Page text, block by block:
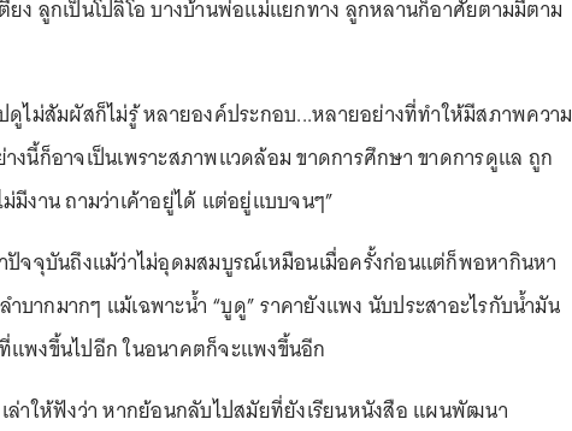
ง ลูกเป็นโปลิโอ บางบ้านพ่อแม่แยกทาง ลูกหลานก็อาศัยตามมีตาม
ปดูไม่สัมผัสก็ไม่รู้ หลายองค์ประกอบ...หลายอย่างที่ทำให้มีสภาพความ
งนี้ก็อาจเป็นเพราะสภาพแวดล้อม ขาดการศึกษา ขาดการดูแล ถูก
มีงาน ถามว่าเค้าอยู่ได้ แต่อยู่แบบจนๆ”
ปัจจุบันถึงแม้ว่าไม่อุดมสมบูรณ์เหมือนเมื่อครั้งก่อนแต่ก็พอหากินหา
บากมากๆ แม้เฉพาะน้ำ “บูดู” ราคายังแพง นับประสาอะไรกับน้ำมัน
แพงขึ้นไปอีก ในอนาคตก็จะแพงขึ้นอีก
ล่าให้ฟังว่า หากย้อนกลับไปสมัยที่ยังเรียนหนังสือ แผนพัฒนา